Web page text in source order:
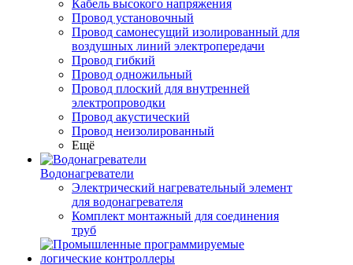
Кабель высокого напряжения
Провод установочный
Провод самонесущий изолированный для
воздушных линий электропередачи
Провод гибкий
Провод одножильный
Провод плоский для внутренней
электропроводки
Провод акустический
Провод неизолированный
Ещё
Водонагреватели
Электрический нагревательный элемент
для водонагревателя
Комплект монтажный для соединения
труб